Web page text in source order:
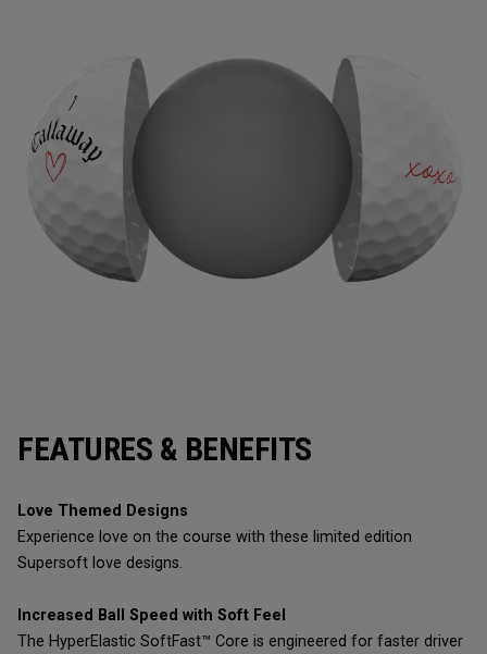
FEATURES & BENEFITS
Love Themed Designs
Experience love on the course with these limited edition
Supersoft love designs.
Increased Ball Speed with Soft Feel
The HyperElastic SoftFast™ Core is engineered for faster driver